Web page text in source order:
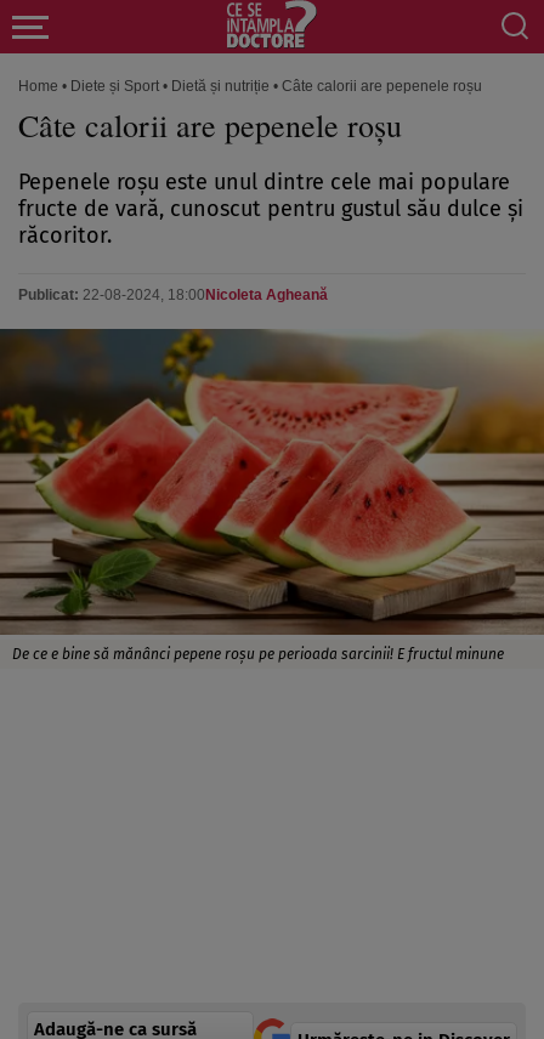
Home • Diete și Sport • Dietă și nutriție • Câte calorii are pepenele roșu
Câte calorii are pepenele roșu
Pepenele roșu este unul dintre cele mai populare
fructe de vară, cunoscut pentru gustul său dulce și
răcoritor.
Publicat: 22-08-2024, 18:00 Nicoleta Agheană
De ce e bine să mănânci pepene roșu pe perioada sarcinii! E fructul minune
Adaugă-ne ca sursă